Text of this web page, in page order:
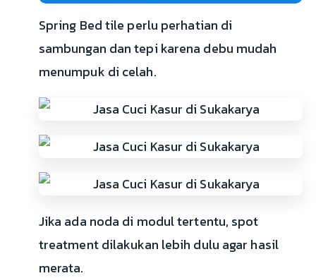
Spring Bed tile perlu perhatian di
sambungan dan tepi karena debu mudah
menumpuk di celah.
Jika ada noda di modul tertentu, spot
treatment dilakukan lebih dulu agar hasil
merata.